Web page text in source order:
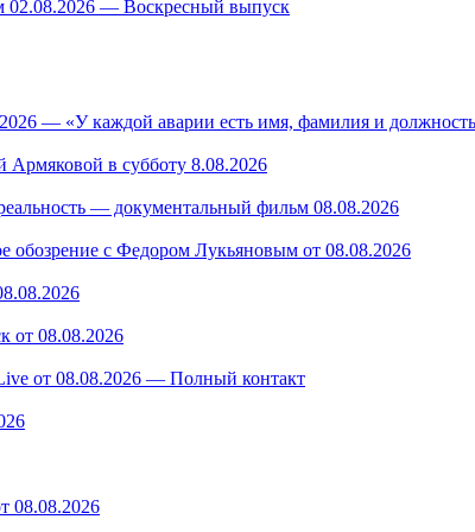
02.08.2026 — Воскресный выпуск
— «У каждой аварии есть имя, фамилия и
Армяковой в субботу 8.08.2026
— документальный фильм 08.08.2026
обозрение с Федором Лукьяновым от 08.08.2026
от 08.08.2026
от 08.08.2026 — Полный контакт
08.08.2026